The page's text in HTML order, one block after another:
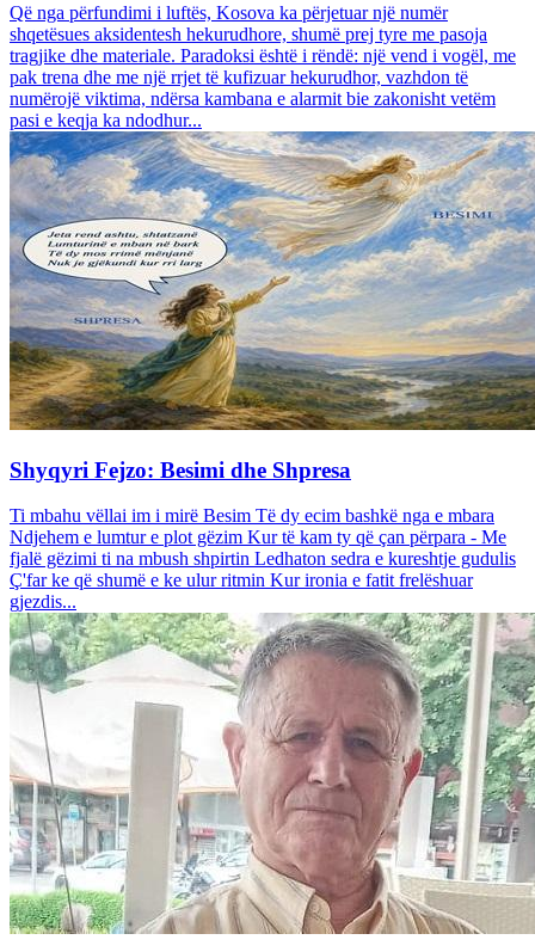
Që nga përfundimi i luftës, Kosova ka përjetuar një numër
shqetësues aksidentesh hekurudhore, shumë prej tyre me pasoja
tragjike dhe materiale. Paradoksi është i rëndë: një vend i vogël, me
pak trena dhe me një rrjet të kufizuar hekurudhor, vazhdon të
numërojë viktima, ndërsa kambana e alarmit bie zakonisht vetëm
pasi e keqja ka ndodhur...
Shyqyri Fejzo: Besimi dhe Shpresa
Ti mbahu vëllai im i mirë Besim Të dy ecim bashkë nga e mbara
Ndjehem e lumtur e plot gëzim Kur të kam ty që çan përpara - Me
fjalë gëzimi ti na mbush shpirtin Ledhaton sedra e kureshtje gudulis
Ç'far ke që shumë e ke ulur ritmin Kur ironia e fatit frelëshuar
gjezdis...